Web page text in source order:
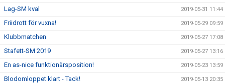
Lag-SM kval 2019-05-31 11:44
Friidrott för vuxna! 2019-05-29 09:59
Klubbmatchen 2019-05-27 17:08
Stafett-SM 2019 2019-05-27 13:16
En as-nice funktionärsposition! 2019-05-23 13:59
Blodomloppet klart - Tack! 2019-05-13 20:35